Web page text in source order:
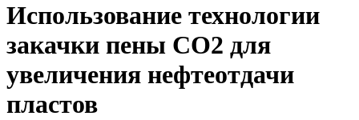
Использование технологии
закачки пены СО2 для
увеличения нефтеотдачи
пластов